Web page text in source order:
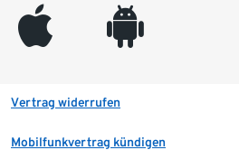
appleinc android
Vertrag widerrufen
Mobilfunkvertrag kündigen